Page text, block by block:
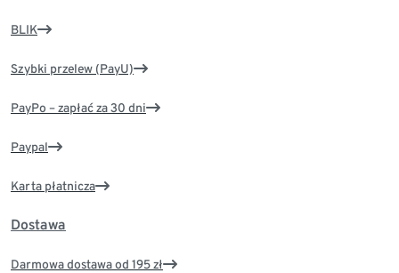
BLIK
Szybki przelew (PayU)
PayPo – zapłać za 30 dni
Paypal
Karta płatnicza
Dostawa
Darmowa dostawa od 195 zł